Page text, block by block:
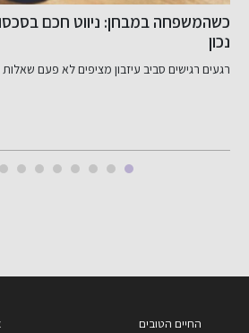
שיפור האשראי שלך בקלות
דירוג אשראי שלי: מה זה ולמה הוא חשוב? דירוג
החיים הטובים